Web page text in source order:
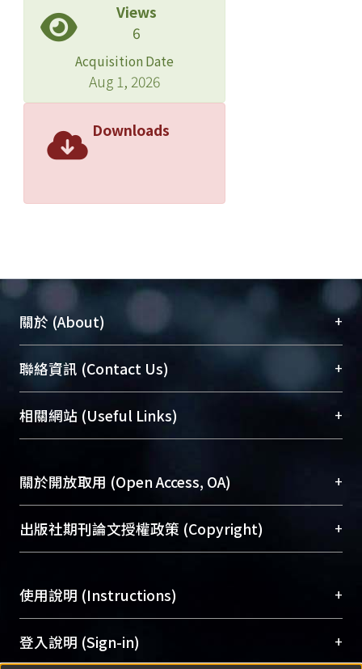
Views
6
Acquisition Date
Aug 1, 2026
Downloads
關於 (About) +
臺大位居世界頂尖大學之列，為永久珍藏及向國際
展現本校豐碩的研究成果及學術能量，圖書館整合
機構典藏（NTUR）與學術庫（AH）不同功能平
台，成為臺大學術典藏NTU scholars。期能整合研
成果。
To permanently archive and promote researcher
profiles and scholarly works, Library integrates the
services of “NTU Repository” with “Academic
聯絡資訊 (Contact Us) +
總館學科館員(Main Library)
醫學圖書館學科館員(Medical Library)
Sciences Library)
相關網站 (Useful Links) +
關於開放取用 (Open Access, OA) +
開放取用是從使用者角度提升資訊取用性的社會運
動，應用在學術研究上是透過將研究著作公開供使
用逐年攀升。同時可加速研究發展、提升研究影響
Archive）平台。 （點選深入了解OA）
出版社期刊論文授權政策 (Copyright) +
含部分內容的版權非匯入者所有，或由第三方贊
助與合作完成，請確認該版權所有者及第三方同
意提供此授權。
Please represent that the submission is your
使用說明 (Instructions) +
網站簡介(Quickstart Guide)
使用手冊(Instruction Manual)
登入說明 (Sign-in) +